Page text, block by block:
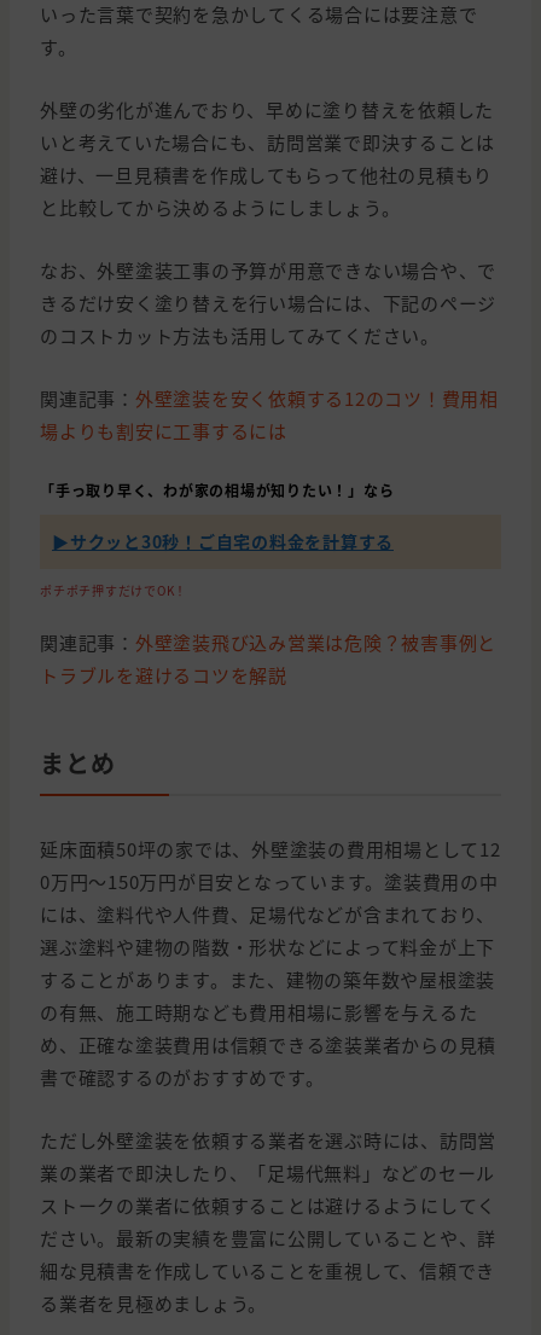
いった言葉で契約を急かしてくる場合には要注意で
す。
外壁の劣化が進んでおり、早めに塗り替えを依頼した
いと考えていた場合にも、訪問営業で即決することは
避け、一旦見積書を作成してもらって他社の見積もり
と比較してから決めるようにしましょう。
なお、外壁塗装工事の予算が用意できない場合や、で
きるだけ安く塗り替えを行い場合には、下記のページ
のコストカット方法も活用してみてください。
関連記事： 外壁塗装を安く依頼する12のコツ！費用相
場よりも割安に工事するには
「手っ取り早く、わが家の相場が知りたい！」なら
▶︎サクッと30秒！ご自宅の料金を計算する
ポチポチ押すだけでOK！
関連記事： 外壁塗装飛び込み営業は危険？被害事例と
トラブルを避けるコツを解説
まとめ
延床面積50坪の家では、外壁塗装の費用相場として12
0万円〜150万円が目安となっています。塗装費用の中
には、塗料代や人件費、足場代などが含まれており、
選ぶ塗料や建物の階数・形状などによって料金が上下
することがあります。また、建物の築年数や屋根塗装
の有無、施工時期なども費用相場に影響を与えるた
め、正確な塗装費用は信頼できる塗装業者からの見積
書で確認するのがおすすめです。
ただし外壁塗装を依頼する業者を選ぶ時には、訪問営
業の業者で即決したり、「足場代無料」などのセール
ストークの業者に依頼することは避けるようにしてく
ださい。最新の実績を豊富に公開していることや、詳
細な見積書を作成していることを重視して、信頼でき
る業者を見極めましょう。